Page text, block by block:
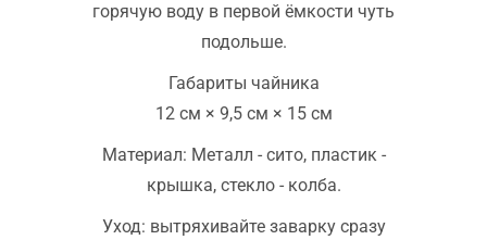
горячую воду в первой ёмкости чуть
подольше.
Габариты чайника
12 см × 9,5 см × 15 см
Материал: Металл - сито, пластик -
крышка, стекло - колба.
Уход: вытряхивайте заварку сразу